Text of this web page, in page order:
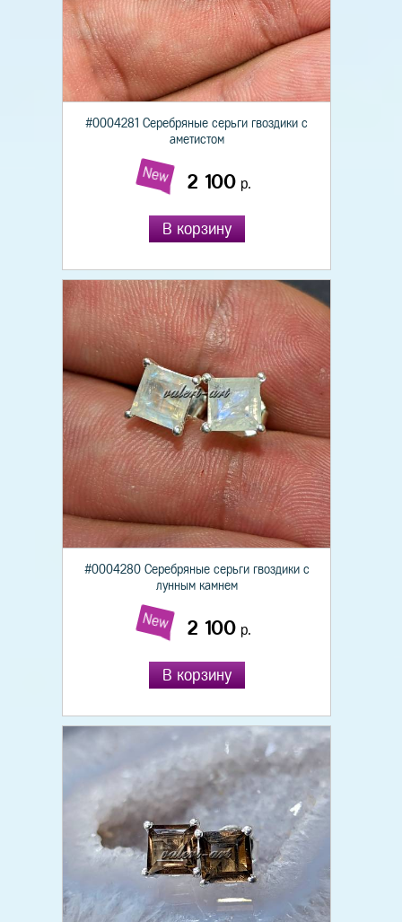
#0004281 Серебряные серьги гвоздики с
аметистом
New 2 100р.
В корзину
#0004280 Серебряные серьги гвоздики с
лунным камнем
New 2 100р.
В корзину